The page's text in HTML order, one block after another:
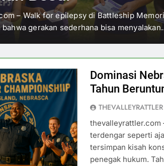
– Walk for epilepsy di Battleship
gerakan sederhana bisa
Dominasi
Tahun
THEVALLEYRATTLER
thevalleyrattler.com
terdengar seperti
tersimpan kisah
penegak hukum.